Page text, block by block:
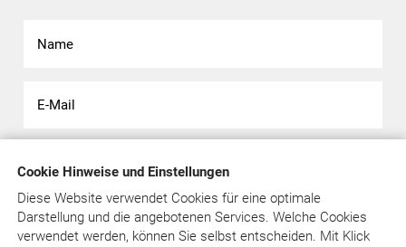
Cookie Hinweise und Einstellungen
Diese Website verwendet Cookies für eine optimale
Darstellung und die angebotenen Services. Welche Cookies
verwendet werden, können Sie selbst entscheiden. Mit Klick